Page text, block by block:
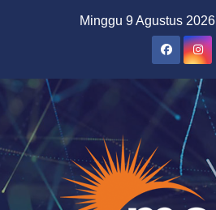
Minggu 9 Agustus 2026